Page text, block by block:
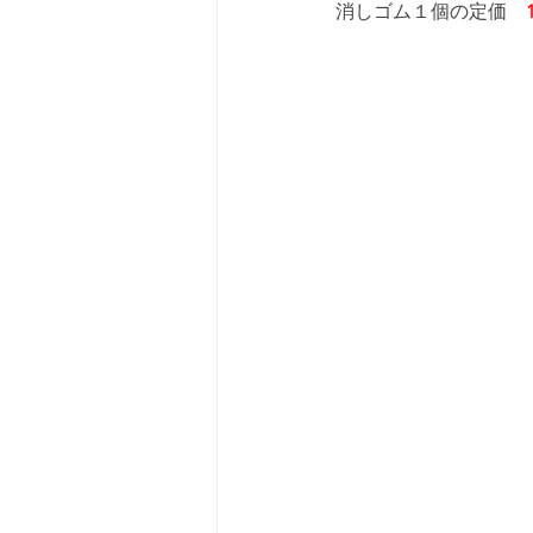
消しゴム１個の定価